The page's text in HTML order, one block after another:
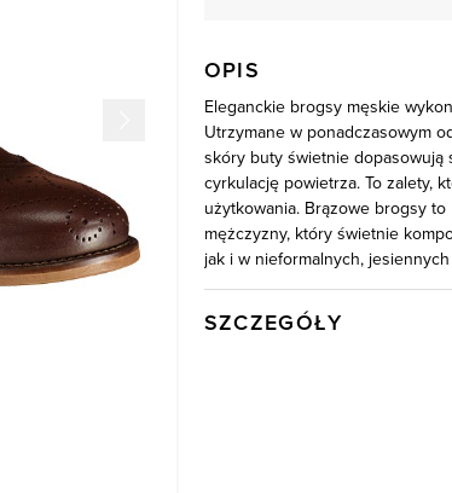
OPIS
Eleganckie brogsy męskie
Utrzymane w ponadczasowym
skóry buty świetnie
cyrkulację powietrza. To zalety,
użytkowania. Brązowe brogsy
mężczyzny, który świetnie
jak i w nieformalnych,
SZCZEGÓŁY